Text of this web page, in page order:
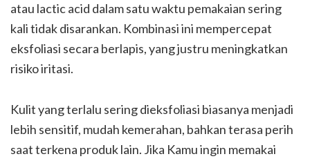
atau lactic acid dalam satu waktu pemakaian sering
kali tidak disarankan. Kombinasi ini mempercepat
eksfoliasi secara berlapis, yang justru meningkatkan
risiko iritasi.
Kulit yang terlalu sering dieksfoliasi biasanya menjadi
lebih sensitif, mudah kemerahan, bahkan terasa perih
saat terkena produk lain. Jika Kamu ingin memakai